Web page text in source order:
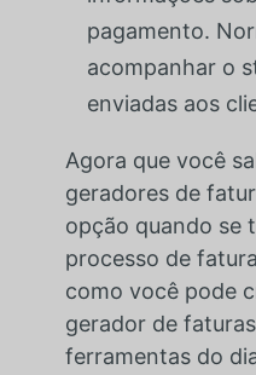
pagamento.
acompanhar o
enviadas aos
Agora que você
geradores de
opção quando se
processo de
como você pode
gerador de
ferramentas do